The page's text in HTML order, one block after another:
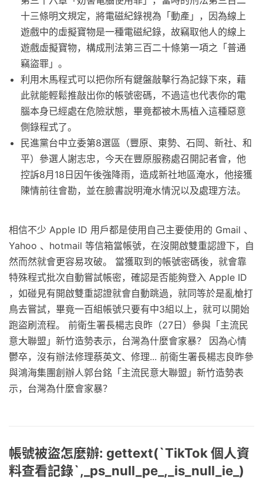
十三條明文規定，將電磁紀錄視為「動產」，因為線上
遊戲中的虛擬寶物是一種電磁紀錄，故竊取他人的線上
遊戲虛擬寶物，構成刑法第三百二十條第一項之「普通
竊盜罪」。
利用木馬程式可以把你所有鍵盤敲擊行為記錄下來，藉
此就能輕鬆推敲出你的帳號密碼，不過這也代表你的電
腦本身已經處在危險狀態，畢竟都被木馬植入這種惡意
側錄程式了。
民進黨台中立委第8選區（豐原、東勢、石岡、新社、和
平）參選人謝志忠，今天在豐原服務處召開記者會，他
控訴8月18日因午後強降雨，造成新社地區淹水，他接獲
陳情前往會勘，並在臉書說明淹水情況以及處理方法。
相信不少 Apple ID 用戶都是使用自己主要使用的 Gmail 、
Yahoo 、hotmail 等信箱當帳號，在沒開啟雙重認證下，自
然而然就會更容易攻破。 當獲取到的帳號密碼後，就會靠
特殊程式批次自動嘗試帳密，確認是否能夠登入 Apple ID
，如碰見有開啟雙重認證就會自動跳過，就同等於是亂槍打
鳥去嘗試，畢竟一百組帳號只要有中3組以上，就可以開始
跑盜刷流程。 前衛生署長楊志良昨（27日）參與「主流民
意大聯盟」新竹造勢表示，台灣為什麼會家暴？ 因為心情
鬱卒，沒有辦法修理蔡英文、修理... 前衛生署長楊志良昨參
與鴻海集團創辦人郭台銘「主流民意大聯盟」新竹造勢表
示，台灣為什麼會家暴？
帳號被盜怎麼辦: gettext(`TikTok 個人資
料查看記錄`,_ps_null_pe_,_is_null_ie_)